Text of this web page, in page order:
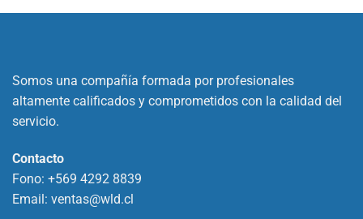
Somos una compañía formada por profesionales
altamente calificados y comprometidos con la calidad del
servicio.
Contacto
Fono: +569 4292 8839
Email: ventas@wld.cl